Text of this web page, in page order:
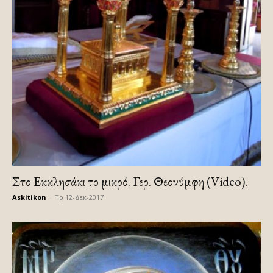
Στο Εκκλησάκι το μικρό. Γερ. Θεονύμφη (Video).
Askitikon Τρ 12-Δεκ-2017